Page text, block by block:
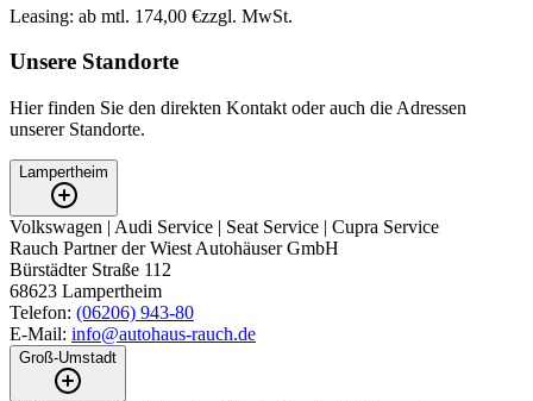
Leasing: ab mtl. 174,00 €zzgl. MwSt.
Unsere Standorte
Hier finden Sie den direkten Kontakt oder auch die Adressen
unserer Standorte.
Lampertheim
Volkswagen | Audi Service | Seat Service | Cupra Service
Rauch Partner der Wiest Autohäuser GmbH
Bürstädter Straße 112
68623 Lampertheim
Telefon: (06206) 943-80
E-Mail: info@autohaus-rauch.de
Groß-Umstadt